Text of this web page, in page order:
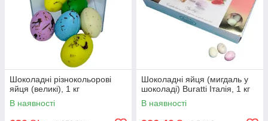
Шоколадні різнокольорові
яйця (великі), 1 кг
В наявності
Шоколадні яйця (мигдаль у
шоколаді) Buratti Італія, 1 кг
В наявності